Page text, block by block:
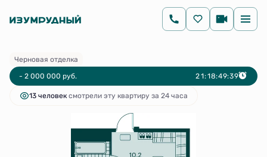
1-комнатная 51.1 м
9 965 000 руб.
7 965 000 руб.
Ипотека от 14 721 руб.
Черновая отделка
- 2 000 000 руб.
21:18:49:39
13 человек смотрели эту квартиру за 24 часа